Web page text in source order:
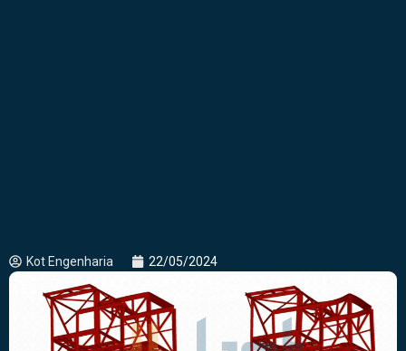
Kot Engenharia 22/05/2024